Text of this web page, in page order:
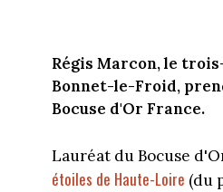
Régis Marcon, le
Bonnet-le-Froid,
Bocuse d'Or France.
Lauréat du Bocuse
étoiles de Haute-Loire (du